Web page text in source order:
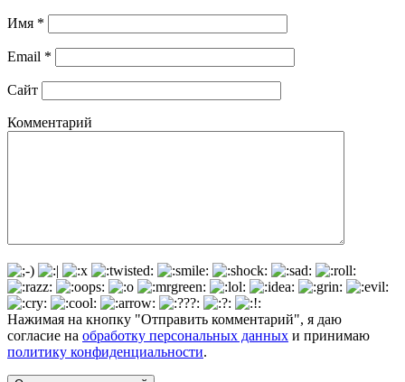
Имя *
Email *
Сайт
Комментарий
Нажимая на кнопку "Отправить комментарий", я даю
согласие на обработку персональных данных и принимаю
политику конфиденциальности.